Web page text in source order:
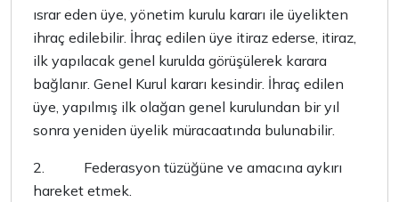
ısrar eden üye, yönetim kurulu kararı ile üyelikten
ihraç edilebilir. İhraç edilen üye itiraz ederse, itiraz,
ilk yapılacak genel kurulda görüşülerek karara
bağlanır. Genel Kurul kararı kesindir. İhraç edilen
üye, yapılmış ilk olağan genel kurulundan bir yıl
sonra yeniden üyelik müracaatında bulunabilir.
2.
Federasyon tüzüğüne ve amacına aykırı
hareket etmek.